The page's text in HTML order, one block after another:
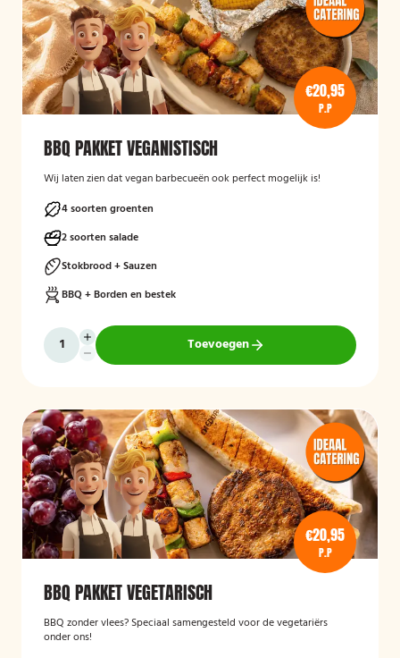
€20,95
P.P
BBQ PAKKET VEGANISTISCH
Wij laten zien dat vegan barbecueën ook perfect mogelijk is!
4 soorten groenten
2 soorten salade
Stokbrood + Sauzen
BBQ + Borden en bestek
Toevoegen
€20,95
P.P
BBQ PAKKET VEGETARISCH
BBQ zonder vlees? Speciaal samengesteld voor de vegetariërs
onder ons!